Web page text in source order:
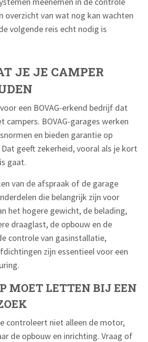
overzicht van wat nog kan wachten
volgende reis echt nodig is
JE JE CAMPER
een BOVAG-erkend bedrijf dat
campers. BOVAG-garages werken
en bieden garantie op
geeft zekerheid, vooral als je kort
gaat.
van de afspraak of de garage
die belangrijk zijn voor
het hogere gewicht, de belading,
draaglast, de opbouw en de
controle van gasinstallatie,
zijn essentieel voor een
MOET LETTEN BIJ EEN
controleert niet alleen de motor,
de opbouw en inrichting. Vraag of